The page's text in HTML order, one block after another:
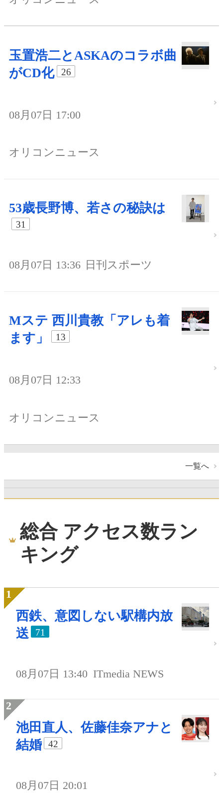
玉置浩二とASKAのコラボ曲
がCD化
26
08月07日 17:00
オリコンニュース
53歳長野博、若さの秘訣は
31
08月07日 13:36 日刊スポーツ
Mステ 西川貴教「アレも着
ます」
13
08月07日 12:33
オリコンニュース
一覧へ
総合 アクセス数ラン
キング
西鉄、意図しない駅構内放
送
71
08月07日 13:40 ITmedia NEWS
池田直人、佐藤佳奈アナと
結婚
42
08月07日 20:01